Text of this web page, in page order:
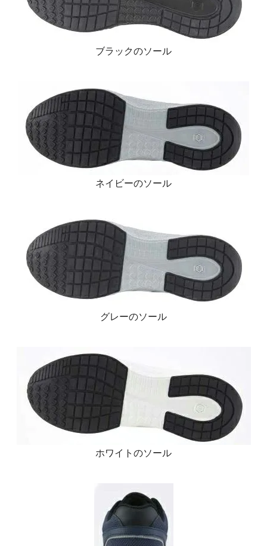
ブラックのソール
ネイビーのソール
グレーのソール
ホワイトのソール